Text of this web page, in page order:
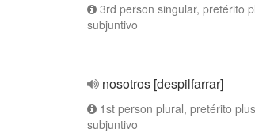
3rd person singular, pretérito
subjuntivo
nosotros [despilfarrar]
1st person plural, pretérito
subjuntivo